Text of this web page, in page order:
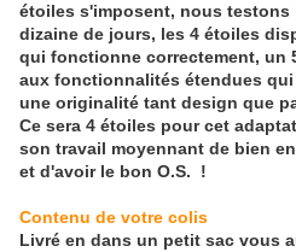
étoiles s'imposent, nous
dizaine de jours, les 4 étoiles
qui fonctionne correctement, un
aux fonctionnalités étendues
une originalité tant design que
Ce sera 4 étoiles pour cet
son travail moyennant de bien
et d'avoir le bon O.S. !
Contenu de votre colis
Livré en dans un petit sac vous